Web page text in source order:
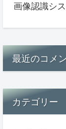
画像認識シ
最近のコメ
カテゴリー